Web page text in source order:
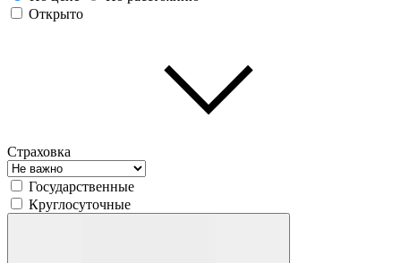
Открыто
Страховка
Государственные
Круглосуточные